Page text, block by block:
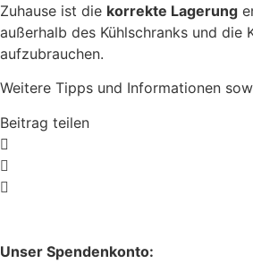
Zuhause ist die korrekte Lagerung
außerhalb des Kühlschranks und
aufzubrauchen.
Weitere Tipps und Informationen
Beitrag teilen
Unser Spendenkonto: